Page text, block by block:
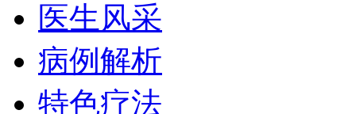
医生风采
病例解析
特色疗法